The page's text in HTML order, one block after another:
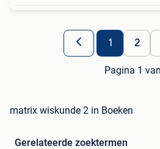
1 2
Pagina 1
matrix wiskunde 2 in Boeken
Gerelateerde zoektermen